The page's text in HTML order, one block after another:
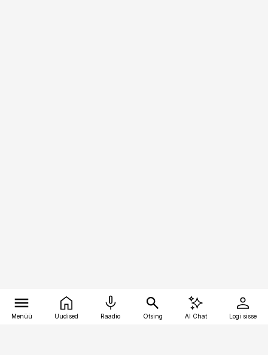
Menüü Uudised Raadio Otsing AI Chat Logi sisse